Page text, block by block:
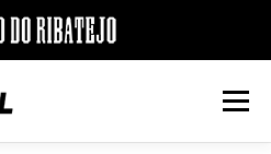
Menu